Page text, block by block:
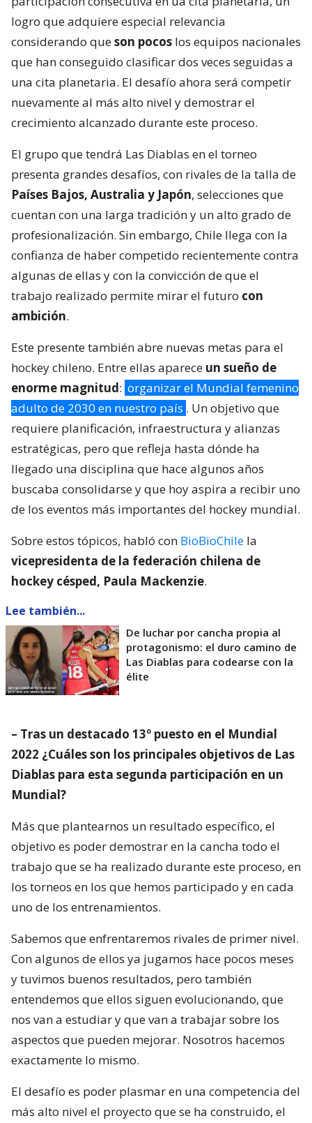
logro que adquiere especial relevancia
considerando queson pocos los equipos nacionales
que han conseguido clasificar dos veces seguidas a
una cita planetaria. El desafío ahora será competir
nuevamente al más alto nivel y demostrar el
crecimiento alcanzado durante este proceso.
El grupo que tendrá Las Diablas en el torneo
presenta grandes desafíos, con rivales de la talla de
Países Bajos, Australia y Japón, selecciones que
cuentan con una larga tradición y un alto grado de
profesionalización. Sin embargo, Chile llega con la
confianza de haber competido recientemente contra
algunas de ellas y con la convicción de que el
trabajo realizado permite mirar el futuro con
ambición.
Este presente también abre nuevas metas para el
hockey chileno. Entre ellas aparece un sueño de
enorme magnitud: organizar el Mundial femenino
adulto de 2030 en nuestro país . Un objetivo que
requiere planificación, infraestructura y alianzas
estratégicas, pero que refleja hasta dónde ha
llegado una disciplina que hace algunos años
buscaba consolidarse y que hoy aspira a recibir uno
de los eventos más importantes del hockey mundial.
Sobre estos tópicos, habló con BioBioChile la
vicepresidenta de la federación chilena de
hockey césped, Paula Mackenzie.
Lee también...
De luchar por cancha propia al
protagonismo: el duro camino de
Las Diablas para codearse con la
élite
– Tras un destacado 13º puesto en el Mundial
2022 ¿Cuáles son los principales objetivos de Las
Diablas para esta segunda participación en un
Mundial?
Más que plantearnos un resultado específico, el
objetivo es poder demostrar en la cancha todo el
trabajo que se ha realizado durante este proceso, en
los torneos en los que hemos participado y en cada
uno de los entrenamientos.
Sabemos que enfrentaremos rivales de primer nivel.
Con algunos de ellos ya jugamos hace pocos meses
y tuvimos buenos resultados, pero también
entendemos que ellos siguen evolucionando, que
nos van a estudiar y que van a trabajar sobre los
aspectos que pueden mejorar. Nosotros hacemos
exactamente lo mismo.
El desafío es poder plasmar en una competencia del
más alto nivel el proyecto que se ha construido, el